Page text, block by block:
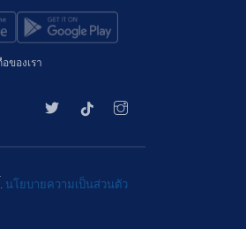
ของเรา
นโยบายความเป็นส่วนตัว